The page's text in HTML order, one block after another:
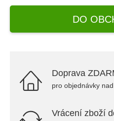
DO
Doprava
pro objednávky
Vrácení zboží